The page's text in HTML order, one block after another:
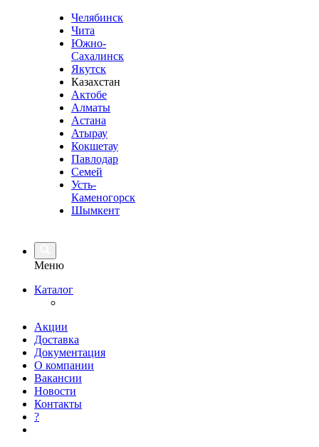
Челябинск
Чита
Южно-
Сахалинск
Якутск
Казахстан
Актобе
Алматы
Астана
Атырау
Кокшетау
Павлодар
Семей
Усть-
Каменогорск
Шымкент
Меню
Каталог
Акции
Доставка
Документация
О компании
Вакансии
Новости
Контакты
?